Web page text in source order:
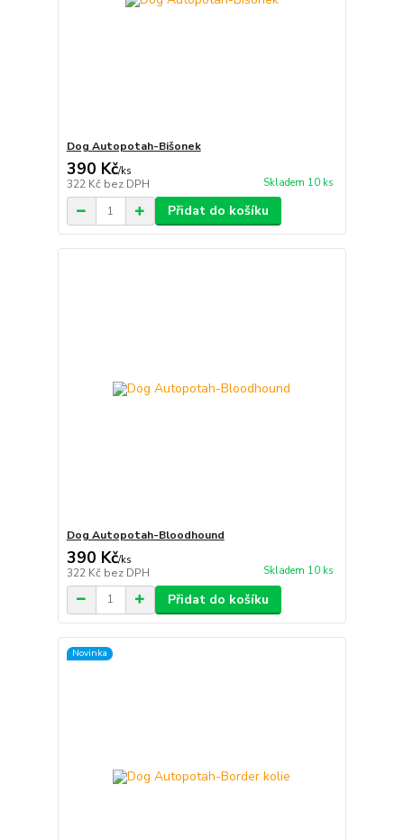
Dog Autopotah-Bišonek
390 Kč/ks
322 Kč bez DPH Skladem 10 ks
Přidat do košíku
Dog Autopotah-Bloodhound
390 Kč/ks
322 Kč bez DPH Skladem 10 ks
Přidat do košíku
Novinka